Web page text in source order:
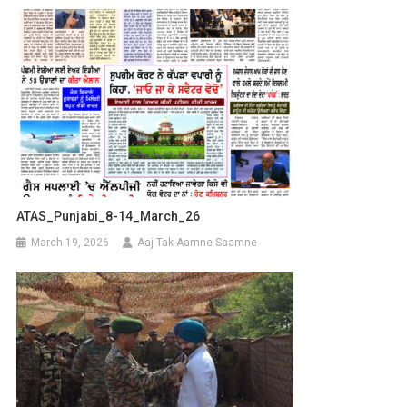
ATAS_Punjabi_8-14_March_26
March 19, 2026 Aaj Tak Aamne Saamne